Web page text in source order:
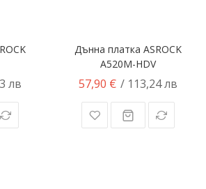
лв
Дънна платка ASROCK
A520M-HDV
57,90 € / 113,24 лв